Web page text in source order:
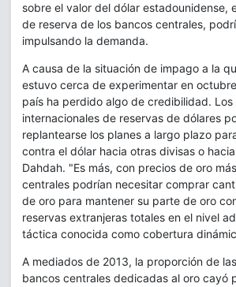
sobre el valor del dólar estadounidense,
de reserva de los bancos centrales,
impulsando la demanda.
A causa de la situación de impago a la
estuvo cerca de experimentar en
país ha perdido algo de credibilidad. Los
internacionales de reservas de dólares
replantearse los planes a largo plazo
contra el dólar hacia otras divisas o
Dahdah. "Es más, con precios de oro
centrales podrían necesitar comprar
de oro para mantener su parte de oro
reservas extranjeras totales en el nivel
táctica conocida como cobertura
A mediados de 2013, la proporción de
bancos centrales dedicadas al oro cayó